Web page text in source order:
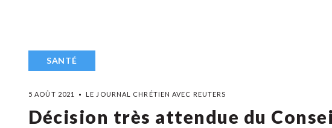
SANTÉ
5 AOÛT 2021 LE JOURNAL CHRÉTIEN AVEC REUTERS
Décision très attendue du